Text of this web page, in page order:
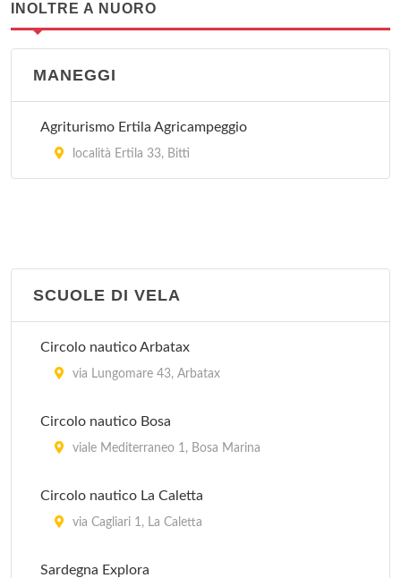
INOLTRE A NUORO
MANEGGI
Agriturismo Ertila Agricampeggio
località Ertila 33, Bitti
SCUOLE DI VELA
Circolo nautico Arbatax
via Lungomare 43, Arbatax
Circolo nautico Bosa
viale Mediterraneo 1, Bosa Marina
Circolo nautico La Caletta
via Cagliari 1, La Caletta
Sardegna Explora